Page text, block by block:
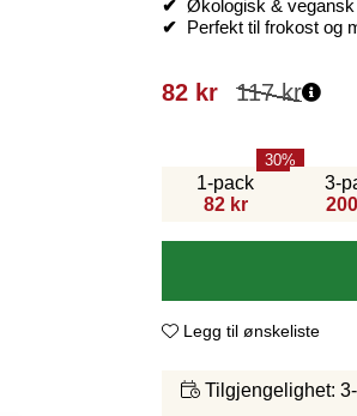
✔ Økologisk & vegansk
✔ Perfekt til frokost og
117kr
82 kr
1-pack
82 kr
30
3-
Legg til ønskeliste
Tilgjengelighet: